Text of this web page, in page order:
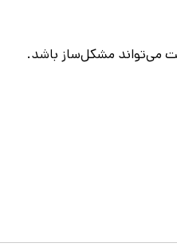
می‌تواند مشکل‌ساز باشد.